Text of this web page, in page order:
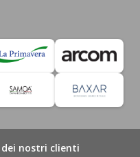
nostri clienti